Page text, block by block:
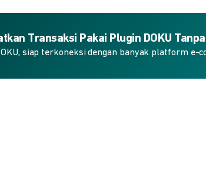
Transaksi Pakai Plugin DOKU
siap terkoneksi dengan banyak platform e-